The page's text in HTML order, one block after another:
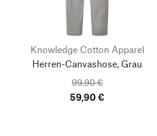
Knowledge Cotton Apparel
Herren-Canvashose, Grau
99,90 €
59,90 €